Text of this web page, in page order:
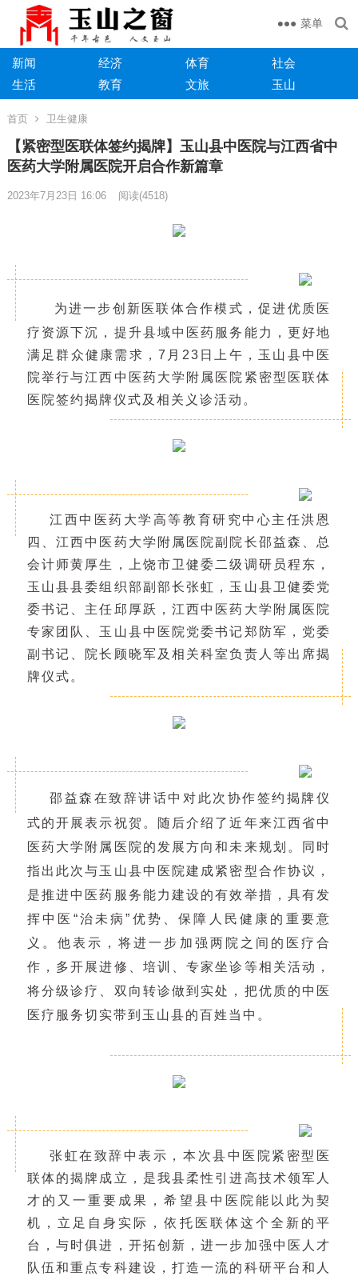
菜单
新闻 经济 体育
社会
生活
教育 文旅 玉山
首页 卫生健康
【紧密型医联体签约揭牌】玉山县中医院与江西省中
医药大学附属医院开启合作新篇章
2023年7月23日 16:06 阅读(4518)
为进一步创新医联体合作模式，促进优质医
疗资源下沉，提升县域中医药服务能力，更好地
满足群众健康需求，7月23日上午，玉山县中医
院举行与江西中医药大学附属医院紧密型医联体
医院签约揭牌仪式及相关义诊活动。
江西中医药大学高等教育研究中心主任洪恩
四、江西中医药大学附属医院副院长邵益森、总
会计师黄厚生，上饶市卫健委二级调研员程东，
玉山县县委组织部副部长张虹，玉山县卫健委党
委书记、主任邱厚跃，江西中医药大学附属医院
专家团队、玉山县中医院党委书记郑防军，党委
副书记、院长顾晓军及相关科室负责人等出席揭
牌仪式 。
邵益森在致辞讲话中 对此次协作签约揭牌仪
式的开展表示祝贺。随后介绍了近年来江西省中
医药大学附属医院的发展方向和未来规划。同时
指出此次与玉山县中医院建成紧密型合作协议，
是推进中医药服务能力建设的有效举措，具有发
挥中医“治未病”优势、保障人民健康的重要意
义。他表示，将进一步加强两院之间的医疗合
作，多开展进修、培训、专家坐诊等相关活动，
将分级诊疗、双向转诊做到实处，把优质的中医
医疗服务切实带到玉山县的百姓当中。
张虹在致辞中表示 ，本次县中医院紧密型医
联体的揭牌成立，是我县柔性引进高技术领军人
才的又一重要成果，希望县中医院能以此为契
机，立足自身实际，依托医联体这个全新的平
台，与时俱进，开拓创新，进一步加强中医人才
队伍和重点专科建设，打造一流的科研平台和人